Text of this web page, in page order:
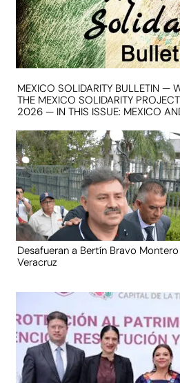
MEXICO SOLIDARITY BULLETIN —
THE MEXICO SOLIDARITY
2026 — IN THIS ISSUE: MEXICO
Desafueran a Bertín Bravo
Veracruz